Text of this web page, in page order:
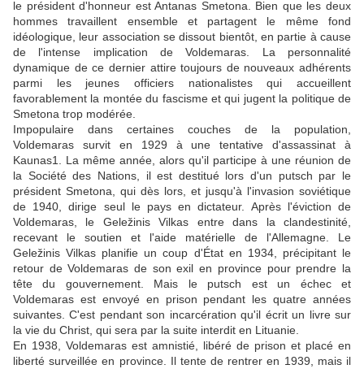
le président d'honneur est Antanas Smetona. Bien que les deux
hommes travaillent ensemble et partagent le même fond
idéologique, leur association se dissout bientôt, en partie à cause
de l'intense implication de Voldemaras. La personnalité
dynamique de ce dernier attire toujours de nouveaux adhérents
parmi les jeunes officiers nationalistes qui accueillent
favorablement la montée du fascisme et qui jugent la politique de
Smetona trop modérée.
Impopulaire dans certaines couches de la population,
Voldemaras survit en 1929 à une tentative d'assassinat à
Kaunas1. La même année, alors qu'il participe à une réunion de
la Société des Nations, il est destitué lors d'un putsch par le
président Smetona, qui dès lors, et jusqu'à l'invasion soviétique
de 1940, dirige seul le pays en dictateur. Après l'éviction de
Voldemaras, le Geležinis Vilkas entre dans la clandestinité,
recevant le soutien et l'aide matérielle de l'Allemagne. Le
Geležinis Vilkas planifie un coup d'État en 1934, précipitant le
retour de Voldemaras de son exil en province pour prendre la
tête du gouvernement. Mais le putsch est un échec et
Voldemaras est envoyé en prison pendant les quatre années
suivantes. C'est pendant son incarcération qu'il écrit un livre sur
la vie du Christ, qui sera par la suite interdit en Lituanie.
En 1938, Voldemaras est amnistié, libéré de prison et placé en
liberté surveillée en province. Il tente de rentrer en 1939, mais il